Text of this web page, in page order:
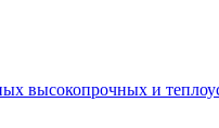
высокопрочных и